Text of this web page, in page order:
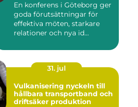
En konferens i Göteborg ger
goda förutsättningar för
effektiva möten, starkare
relationer och nya id...
31. jul
Vulkanisering nyckeln till
hållbara transportband och
driftsäker produktion